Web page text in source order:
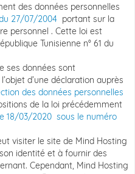
des données personnelles
27/07/2004 portant sur la
personnel . Cette loi est
Tunisienne n° 61 du
ses données sont
d’une déclaration auprès
des données personnelles
de la loi précédemment
18/03/2020 sous le numéro
visiter le site de Mind Hosting
identité et à fournir des
Cependant, Mind Hosting